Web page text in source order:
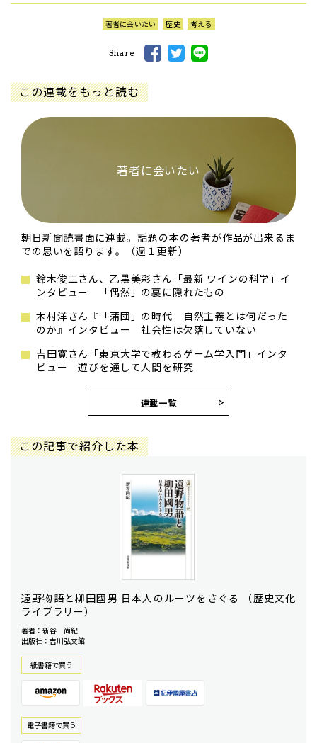
著者に会いたい 歴史 考える
Share
この連載をもっと読む
著者に会いたい
朝日新聞読書面に連載。話題の本の著者が作品が出来るま
での思いを語ります。（週１更新）
鈴木俊二さん、乙黒美彩さん「最新 ワインの科学」イ
ンタビュー 「偶然」の裏に隠れたもの
木村洋さん『「蒲団」の時代 自然主義とは何だった
のか』インタビュー 社会性は欠落していない
吉田寛さん「東京大学で教わるゲーム学入門」インタ
ビュー 遊びを通して人間を研究
連載一覧
この記事で紹介した本
遠野物語と柳田國男 日本人のルーツをさぐる （歴史文化
ライブラリー）
著者：新谷 尚紀
出版社：吉川弘文館
紙書籍で買う
電⼦書籍で買う